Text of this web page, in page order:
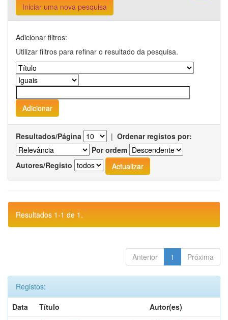
Iniciar uma nova pesquisa
Adicionar filtros:
Utilizar filtros para refinar o resultado da pesquisa.
Resultados/Página | Ordenar registos por:
Por ordem
Autores/Registo
Resultados 1-1 de 1.
Anterior 1 Próxima
Registos:
Data
Título
Autor(es)